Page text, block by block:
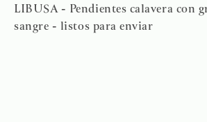
LIBUSA - Pendientes calavera con
sangre - listos para enviar